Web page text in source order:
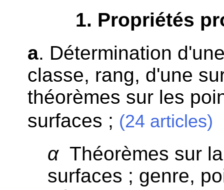
1. Propriétés
a. Détermination
classe, rang, d'une
théorèmes sur les
surfaces ; (24 articles)
αThéorèmes sur
surfaces ; genre,